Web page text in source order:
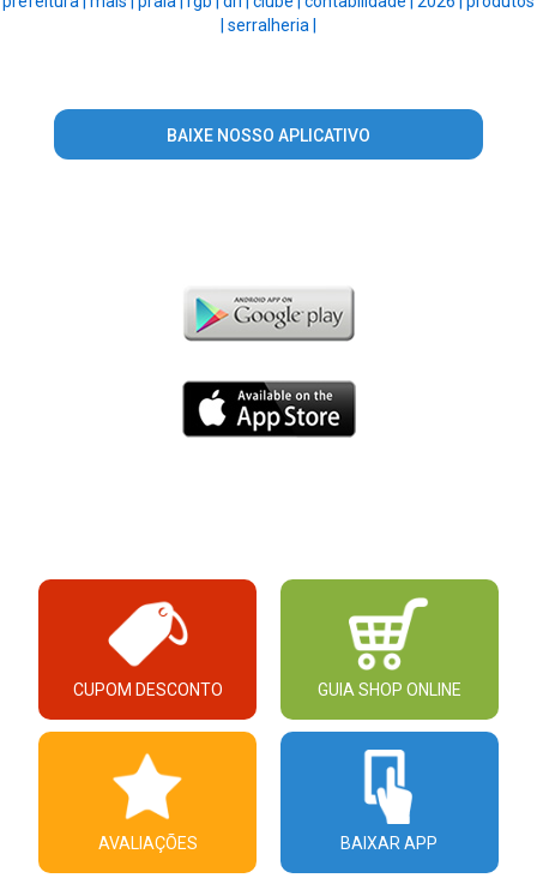
serralheria |
BAIXE NOSSO APLICATIVO
CUPOM DESCONTO GUIA SHOP ONLINE
AVALIAÇÕES BAIXAR APP